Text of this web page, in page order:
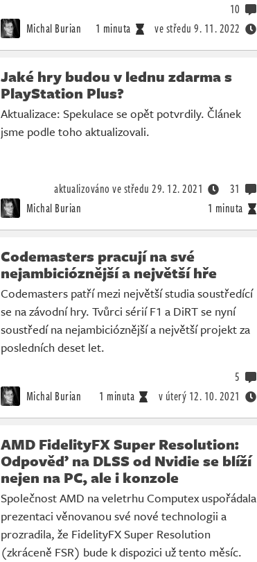
Michal Burian 1 minuta ve středu 9. 11. 2022
10
Jaké hry budou v lednu zdarma s
PlayStation Plus?
Aktualizace: Spekulace se opět potvrdily. Článek
jsme podle toho aktualizovali.
Michal Burian 1 minuta
aktualizováno ve středu 29. 12. 2021 31
Codemasters pracují na své
nejambicióznější a největší hře
Codemasters patří mezi největší studia soustředící
se na závodní hry. Tvůrci sérií F1 a DiRT se nyní
soustředí na nejambicióznější a největší projekt za
posledních deset let.
Michal Burian 1 minuta v úterý 12. 10. 2021
5
AMD FidelityFX Super Resolution:
Odpověď na DLSS od Nvidie se blíží
nejen na PC, ale i konzole
Společnost AMD na veletrhu Computex uspořádala
prezentaci věnovanou své nové technologii a
prozradila, že FidelityFX Super Resolution
(zkráceně FSR) bude k dispozici už tento měsíc.